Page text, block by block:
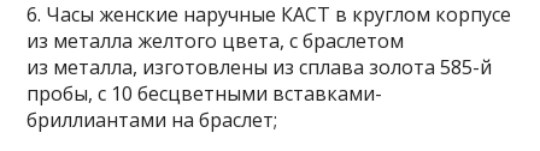
6. Часы женские наручные КАСТ в круглом корпусе
из металла желтого цвета, с браслетом
из металла, изготовлены из сплава золота 585-й
пробы, с 10 бесцветными вставками-
бриллиантами на браслет;